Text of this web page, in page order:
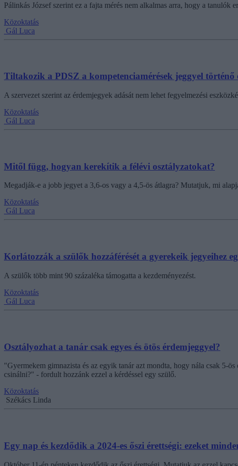
Pálinkás József szerint ez a fajta mérés nem alkalmas arra, hogy a tanulók
Közoktatás
Gál Luca
Tiltakozik a PDSZ a kompetenciamérések jeggyel történő
A szervezet szerint az érdemjegyek adását nem lehet fegyelmezési
Közoktatás
Gál Luca
Mitől függ, hogyan kerekítik a félévi osztályzatokat?
Megadják-e a jobb jegyet a 3,6-os vagy a 4,5-ös átlagra? Mutatjuk, mi
Közoktatás
Gál Luca
Korlátozzák a szülők hozzáférését a gyerekeik jegyeihez
A szülők több mint 90 százaléka támogatta a kezdeményezést.
Közoktatás
Gál Luca
Osztályozhat a tanár csak egyes és ötös érdemjeggyel?
"Gyermekem gimnazista és az egyik tanár azt mondta, hogy nála csak 5-
csinálni?" - fordult hozzánk ezzel a kérdéssel egy szülő.
Közoktatás
Székács Linda
Egy nap és kezdődik a 2024-es őszi érettségi: ezeket